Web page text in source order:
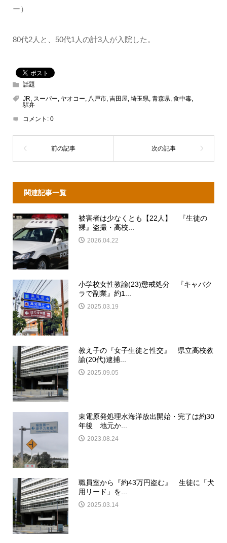
ー）
80代2人と、50代1人の計3人が入院した。
話題
JR, スーパー, ヤオコー, 八戸市, 吉田屋, 埼玉県, 青森県, 食中毒,
駅弁
コメント: 0
関連記事一覧
被害者は少なくとも【22人】 『生徒の
裸』盗撮・高校...
2026.04.22
小学校女性教諭(23)懲戒処分 『キャバク
ラで副業』約1...
2025.03.19
教え子の『女子生徒と性交』 県立高校教
諭(20代)逮捕...
2025.09.05
東電原発処理水海洋放出開始・完了は約30
年後 地元か...
2023.08.24
職員室から『約43万円盗む』 生徒に「犬
用リード」を...
2025.03.14